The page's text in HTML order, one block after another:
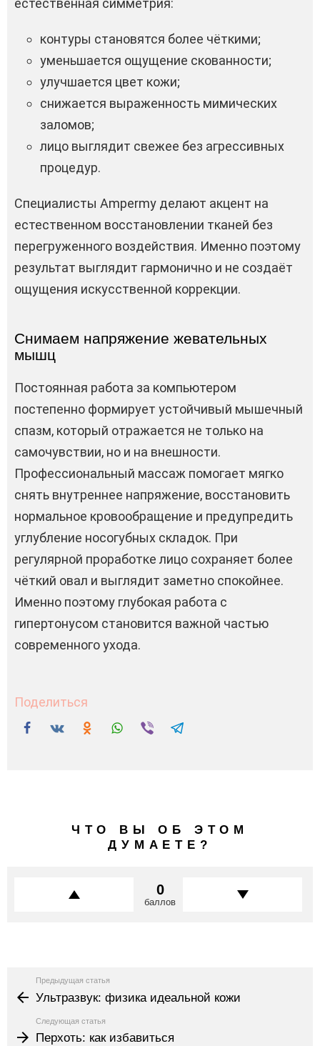
естественная симметрия:
контуры становятся более чёткими;
уменьшается ощущение скованности;
улучшается цвет кожи;
снижается выраженность мимических
заломов;
лицо выглядит свежее без агрессивных
процедур.
Специалисты Ampermy делают акцент на
естественном восстановлении тканей без
перегруженного воздействия. Именно поэтому
результат выглядит гармонично и не создаёт
ощущения искусственной коррекции.
Снимаем напряжение жевательных
мышц
Постоянная работа за компьютером
постепенно формирует устойчивый мышечный
спазм, который отражается не только на
самочувствии, но и на внешности.
Профессиональный массаж помогает мягко
снять внутреннее напряжение, восстановить
нормальное кровообращение и предупредить
углубление носогубных складок. При
регулярной проработке лицо сохраняет более
чёткий овал и выглядит заметно спокойнее.
Именно поэтому глубокая работа с
гипертонусом становится важной частью
современного ухода.
ЧТО ВЫ ОБ ЭТОМ
ДУМАЕТЕ?
0
баллов
Узнать
больше
Предыдущая статья
Ультразвук: физика идеальной кожи
Следующая статья
Перхоть: как избавиться